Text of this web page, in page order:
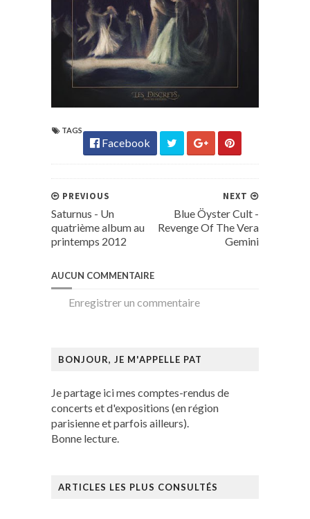
TAGS
Facebook
NEXT
Blue Öyster Cult -
Revenge Of The Vera
Gemini
PREVIOUS
Saturnus - Un
quatrième album au
printemps 2012
AUCUN COMMENTAIRE
Enregistrer un commentaire
BONJOUR, JE M'APPELLE PAT
Je partage ici mes comptes-rendus de
concerts et d'expositions (en région
parisienne et parfois ailleurs).
Bonne lecture.
ARTICLES LES PLUS CONSULTÉS